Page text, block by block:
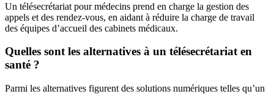
Un télésecrétariat pour médecins prend en charge la gestion des
appels et des rendez-vous, en aidant à réduire la charge de travail
des équipes d’accueil des cabinets médicaux.
Quelles sont les alternatives à un télésecrétariat en
santé ?
Parmi les alternatives figurent des solutions numériques telles qu’un